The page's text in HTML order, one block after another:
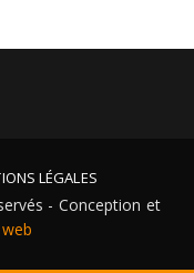
LÉGALES
- Conception et